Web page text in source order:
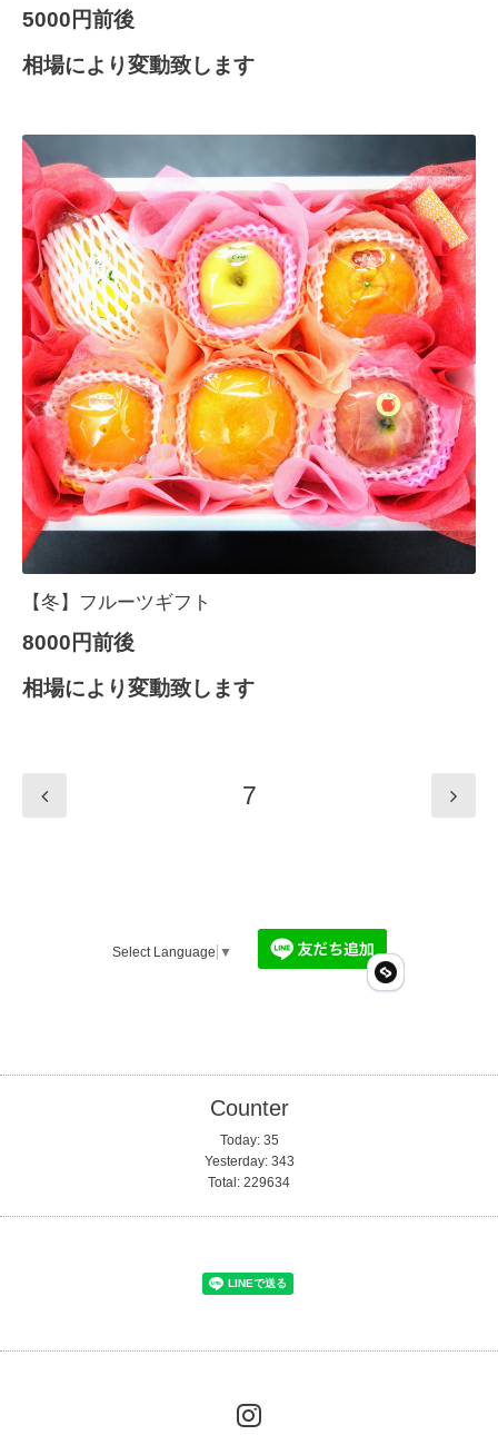
5000円前後
相場により変動致します
【冬】フルーツギフト
8000円前後
相場により変動致します
7
Select Language ▼
Counter
Today: 35
Yesterday: 343
Total: 229634